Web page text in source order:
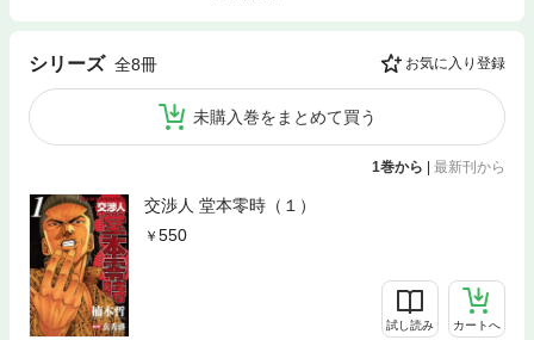
シリーズ 全8冊 お気に入り登録
未購入巻をまとめて買う
1巻から | 最新刊から
交渉人 堂本零時（１）
550
試し読み カートへ